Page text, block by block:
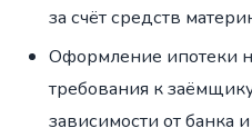
за счёт средств
Оформление ипотеки
требования к
зависимости от банка